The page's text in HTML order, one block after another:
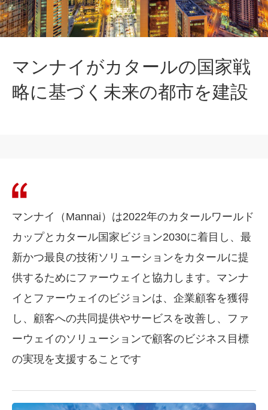
マンナイがカタールの国家戦
略に基づく未来の都市を建設
マンナイ（Mannai）は2022年のカタールワールド
カップとカタール国家ビジョン2030に着目し、最
新かつ最良の技術ソリューションをカタールに提
供するためにファーウェイと協力します。マンナ
イとファーウェイのビジョンは、企業顧客を獲得
し、顧客への共同提供やサービスを改善し、ファ
ーウェイのソリューションで顧客のビジネス目標
の実現を支援することです